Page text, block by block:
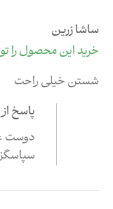
ساشا زرین
خرید این محصول را
شستن خیلی راحت
پاسخ
دوست